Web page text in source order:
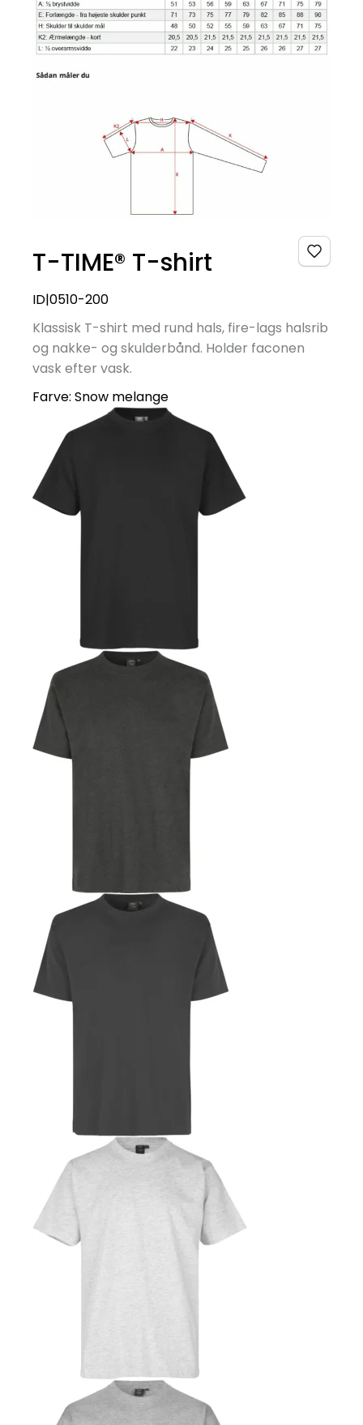
T-TIME® T-shirt
ID|0510-200
Klassisk T-shirt med rund hals, fire-lags halsrib
og nakke- og skulderbånd. Holder faconen
vask efter vask.
Farve: Snow melange